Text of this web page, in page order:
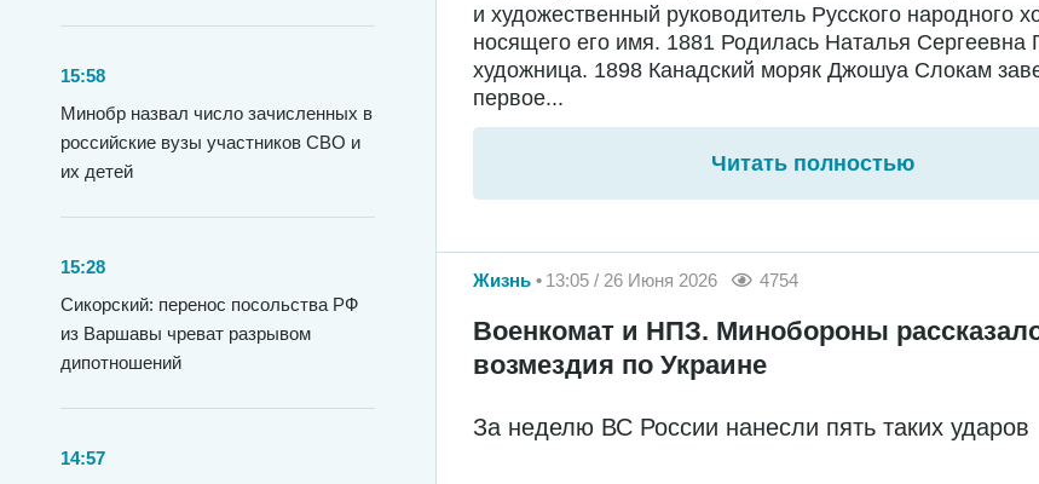
15:58
Минобр назвал число зачисленных в
российские вузы участников СВО и
их детей
15:28
Сикорский: перенос посольства РФ
из Варшавы чреват разрывом
дипотношений
14:57
и художественный руководитель Русского народного
носящего его имя. 1881 Родилась Наталья Сергеевна
художница. 1898 Канадский моряк Джошуа Слокам
первое...
Читать полностью
Жизнь 13:05 / 26 Июня 2026 4754
Военкомат и НПЗ. Минобороны
возмездия по Украине
За неделю ВС России нанесли пять таких ударов